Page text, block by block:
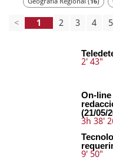
< 2 3 4 5
2' 43"
On-
(21/05/
3h 38'
9' 50"